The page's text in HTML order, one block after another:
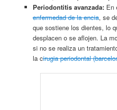
Periodontitis avanzada:En
enfermedad de la encia, se
que sostiene los dientes, lo
desplacen o se aflojen. La
si no se realiza un
la cirugia periodontal